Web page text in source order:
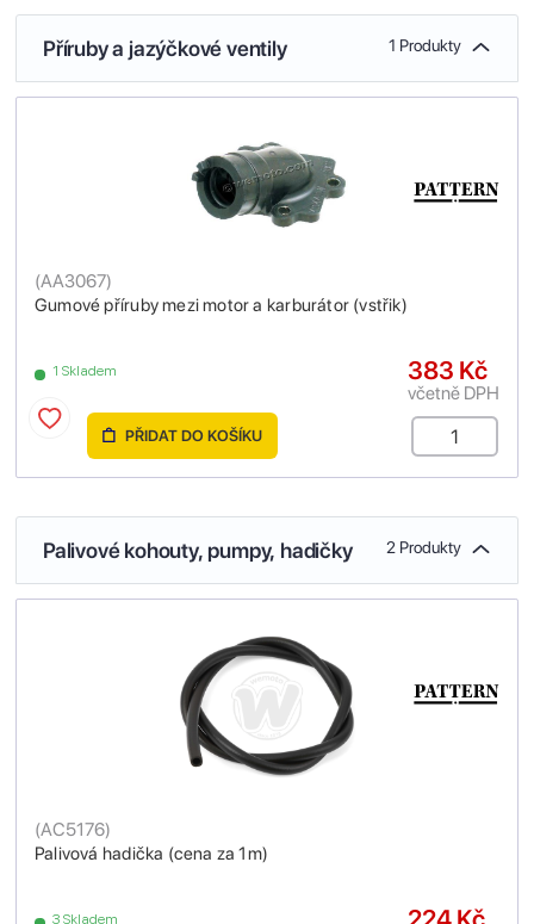
Příruby a jazýčkové ventily 1 Produkty
Gumové příruby mezi motor a karburátor (vstřik)
(AA3067)
1 Skladem 383 Kč
včetně DPH
PŘIDAT DO KOŠÍKU
Palivové kohouty, pumpy, hadičky 2 Produkty
Palivová hadička (cena za 1m)
(AC5176)
3 Skladem